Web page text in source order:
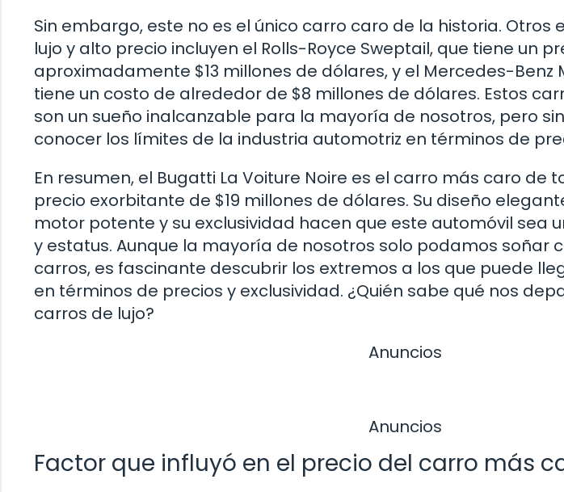
Sin embargo, este no es el único carro caro de la historia. Otros
lujo y alto precio incluyen el Rolls-Royce Sweptail, que tiene un
aproximadamente $13 millones de dólares, y el Mercedes-Benz
tiene un costo de alrededor de $8 millones de dólares. Estos
son un sueño inalcanzable para la mayoría de nosotros, pero
conocer los límites de la industria automotriz en términos de
En resumen, el Bugatti La Voiture Noire es el carro más caro de
precio exorbitante de $19 millones de dólares. Su diseño
motor potente y su exclusividad hacen que este automóvil sea
y estatus. Aunque la mayoría de nosotros solo podamos soñar
carros, es fascinante descubrir los extremos a los que puede
en términos de precios y exclusividad. ¿Quién sabe qué nos
carros de lujo?
Anuncios
Anuncios
Factor que influyó en el precio del carro más